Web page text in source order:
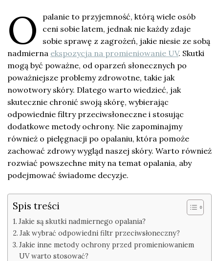
O
palanie to przyjemność, którą wiele osób
ceni sobie latem, jednak nie każdy zdaje
sobie sprawę z zagrożeń, jakie niesie ze sobą
nadmierna ekspozycja na promieniowanie UV. Skutki
mogą być poważne, od oparzeń słonecznych po
poważniejsze problemy zdrowotne, takie jak
nowotwory skóry. Dlatego warto wiedzieć, jak
skutecznie chronić swoją skórę, wybierając
odpowiednie filtry przeciwsłoneczne i stosując
dodatkowe metody ochrony. Nie zapominajmy
również o pielęgnacji po opalaniu, która pomoże
zachować zdrowy wygląd naszej skóry. Warto również
rozwiać powszechne mity na temat opalania, aby
podejmować świadome decyzje.
Spis treści
Jakie są skutki nadmiernego opalania?
Jak wybrać odpowiedni filtr przeciwsłoneczny?
Jakie inne metody ochrony przed promieniowaniem
UV warto stosować?